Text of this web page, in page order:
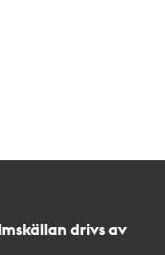
drivs av